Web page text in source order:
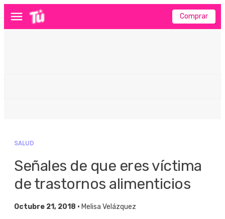
Menú Comprar
SALUD
Señales de que eres víctima
de trastornos alimenticios
Octubre 21, 2018 • Melisa Velázquez